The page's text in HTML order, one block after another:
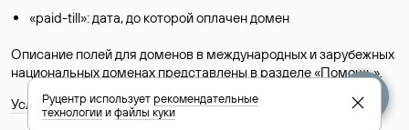
«paid-till»: дата, до которой оплачен домен
Описание полей для доменов в международных и зарубежных
национальных доменах представлены в разделе «Помощь».
Условия использования Whois-сервиса
Руцентр используетрекомендательные
технологииифайлы куки